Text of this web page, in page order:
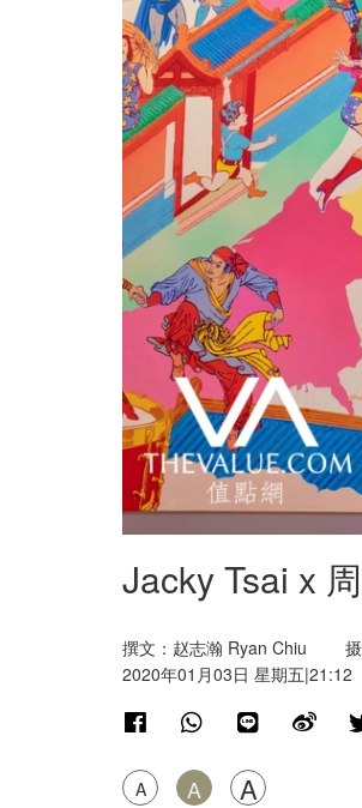
Jacky Tsai x
撰文：赵志瀚 Ryan Chiu 摄
2020年01月03日 星期五|21:12
A A A